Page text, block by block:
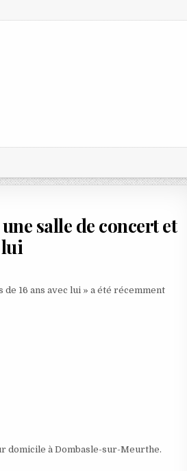
salle de concert et
lui
16 ans avec lui » a été récemment
domicile à Dombasle-sur-Meurthe.